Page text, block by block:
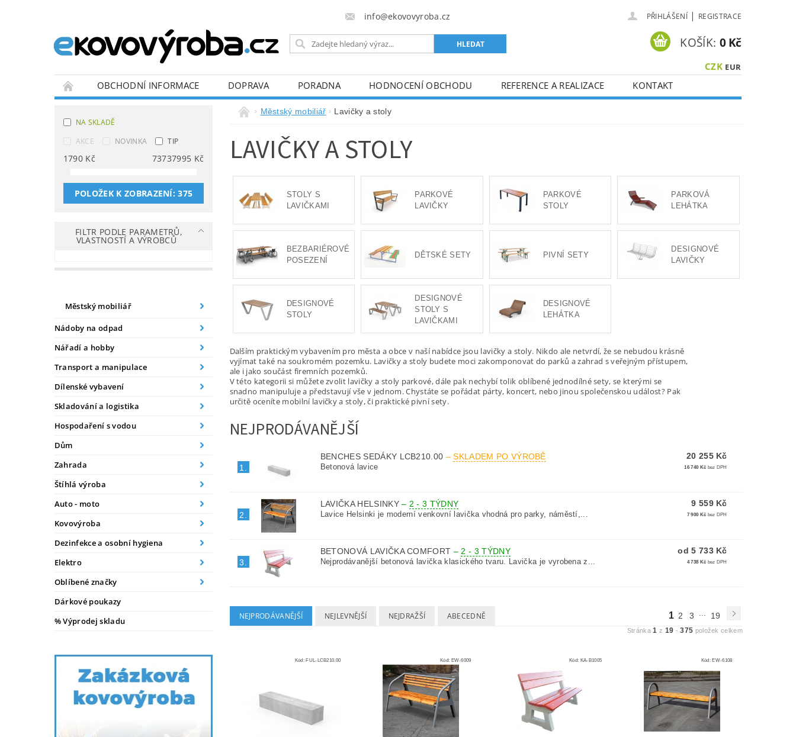
info@ekovovyroba.cz PŘIHLÁŠENÍ | REGISTRACE
CZK EUR
KOŠÍK: 0 Kč
OBCHODNÍ INFORMACE DOPRAVA PORADNA HODNOCENÍ OBCHODU REFERENCE A REALIZACE
KONTAKT
NA SKLADĚ
AKCE
NOVINKA TIP
1790 Kč 73737995 Kč
POLOŽEK K ZOBRAZENÍ:375
FILTR PODLE PARAMETRŮ,
VLASTNOSTÍ A VÝROBCŮ
Městský mobiliář
Nádoby na odpad
Nářadí a hobby
Transport a manipulace
Dílenské vybavení
Skladování a logistika
Hospodaření s vodou
Dům
Zahrada
Štíhlá výroba
Auto - moto
Kovovýroba
Dezinfekce a osobní hygiena
Elektro
Oblíbené značky
Dárkové poukazy
% Výprodej skladu
Městský mobiliář Lavičky a stoly
LAVIČKY A STOLY
STOLY S
LAVIČKAMI
PARKOVÉ
LAVIČKY
PARKOVÉ
STOLY
PARKOVÁ
LEHÁTKA
BEZBARIÉROVÉ
POSEZENÍ
DĚTSKÉ SETY PIVNÍ SETY
DESIGNOVÉ
LAVIČKY
DESIGNOVÉ
STOLY
DESIGNOVÉ
STOLY S
LAVIČKAMI
DESIGNOVÉ
LEHÁTKA
Dalším praktickým vybavením pro města a obce v naší nabídce jsou lavičky a stoly. Nikdo ale netvrdí, že se nebudou krásně
vyjímat také na soukromém pozemku. Lavičky a stoly budete moci zakomponovat do parků a zahrad s veřejným přístupem,
ale i jako součást firemních pozemků.
V této kategorii si můžete zvolit lavičky a stoly parkové, dále pak nechybí tolik oblíbené jednodílné sety, se kterými se
snadno manipuluje a představují vše v jednom. Chystáte se pořádat párty, koncert, nebo jinou společenskou událost? Pak
určitě oceníte mobilní lavičky a stoly, či praktické pivní sety.
NEJPRODÁVANĚJŠÍ
1.
BENCHES SEDÁKY LCB210.00 –SKLADEM PO VÝROBĚ
Betonová lavice
20 255 Kč
16 740 Kč bez DPH
2.
LAVIČKA HELSINKY– 2 - 3 TÝDNY
Lavice Helsinki je moderní venkovní lavička vhodná pro parky, náměstí,...
9 559 Kč
7 900 Kč bez DPH
3.
BETONOVÁ LAVIČKA COMFORT –2 - 3 TÝDNY
Nejprodávanější betonová lavička klasického tvaru. Lavička je vyrobena z...
od 5 733 Kč
4 738 Kč bez DPH
NEJPRODÁVANĚJŠÍ NEJLEVNĚJŠÍ NEJDRAŽŠÍ ABECEDNĚ 1 2 3 ... 19
Stránka1 z 19 -375 položek celkem
Kód:FUL-LCB210.00 Kód: EW-6009 Kód: KA-B1005 Kód:EW-6108